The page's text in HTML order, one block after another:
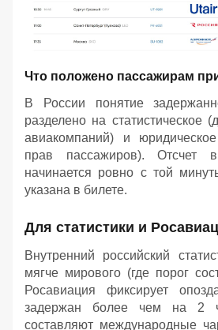
Что положено пассажирам
В России понятие
разделено на статистическое
авиакомпаний) и
прав пассажиров). Отсчет
начинается ровно с той
указана в билете.
Для статистики и
Внутренний российский
мягче мирового (где порог
Росавиация фиксирует
задержан более чем на 2
составляют международные